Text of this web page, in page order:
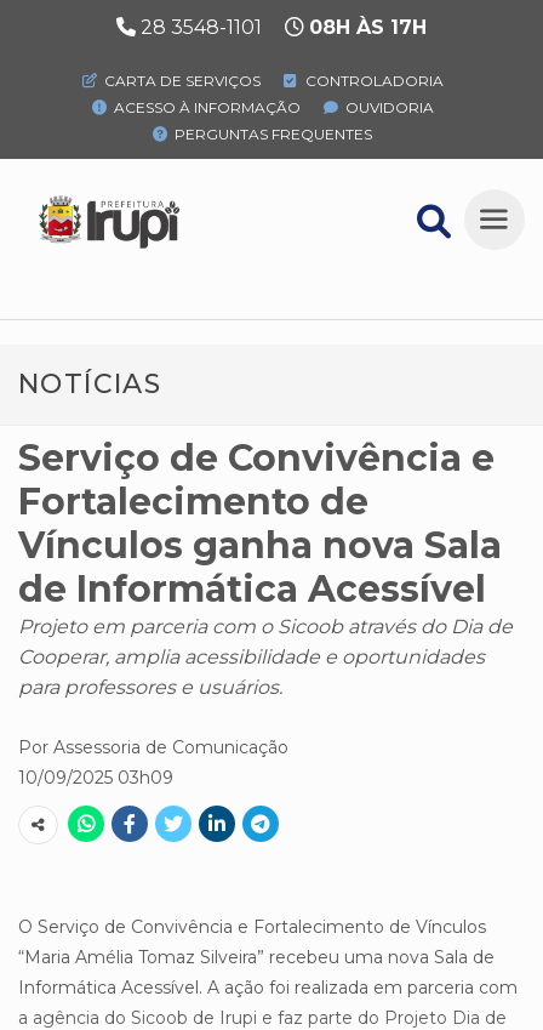
28 3548-1101 08H ÀS 17H
CARTA DE SERVIÇOS
CONTROLADORIA
ACESSO À INFORMAÇÃO
OUVIDORIA
PERGUNTAS FREQUENTES
NOTÍCIAS
Serviço de Convivência e
Fortalecimento de
Vínculos ganha nova Sala
de Informática Acessível
Projeto em parceria com o Sicoob através do Dia de
Cooperar, amplia acessibilidade e oportunidades
para professores e usuários.
Por Assessoria de Comunicação
10/09/2025 03h09
O Serviço de Convivência e Fortalecimento de Vínculos
“Maria Amélia Tomaz Silveira” recebeu uma nova Sala de
Informática Acessível. A ação foi realizada em parceria com
a agência do Sicoob de Irupi e faz parte do Projeto Dia de